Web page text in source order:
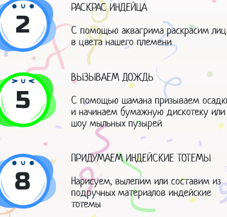
2
РАСКРАС ИНДЕЙЦА
С помощью аквагрима раскрасим
в цвета нашего племени
5
ВЫЗЫВАЕМ ДОЖДЬ
С помощью шамана призываем
и начинаем бумажную дискотеку или
шоу мыльных пузырей
8
ПРИДУМАЕМ ИНДЕЙСКИЕ ТОТЕМЫ
Нарисуем, вылепим или составим из
подручных материалов индейские
тотемы